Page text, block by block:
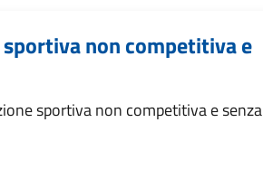
non competitiva e
sportiva non competitiva e senza